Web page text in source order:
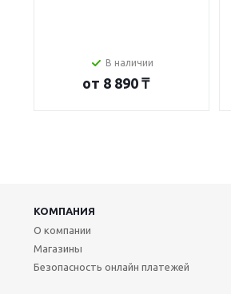
В наличии
от 8 890 ₸
КОМПАНИЯ
О компании
Магазины
Безопасность онлайн платежей